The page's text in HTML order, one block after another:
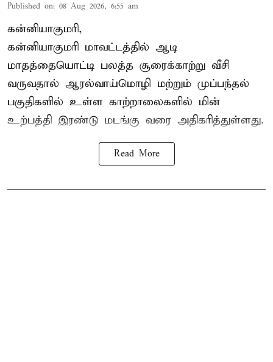
Published on: 08 Aug 2026, 6:55 am
கன்னியாகுமரி,
கன்னியாகுமரி மாவட்டத்தில் ஆடி
மாதத்தையொட்டி பலத்த சூரைக்காற்று வீசி
வருவதால் ஆரல்வாய்மொழி மற்றும் முப்பந்தல்
பகுதிகளில் உள்ள காற்றாலைகளில் மின்
உற்பத்தி இரண்டு மடங்கு வரை அதிகரித்துள்ளது.
Read More